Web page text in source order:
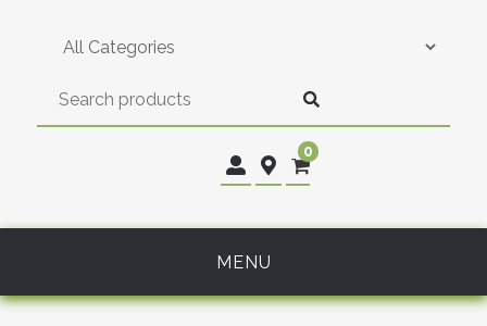
0
MENU